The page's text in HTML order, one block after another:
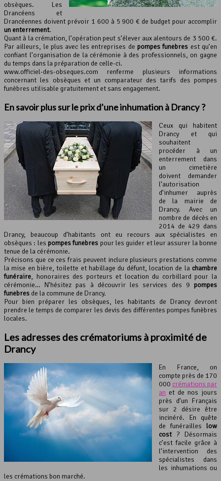
obsèques. Les
Drancéens et
Drancéennes doivent prévoir 1 600 à 5 900 € de budget pour accomplir
un enterrement.
Quant à la crémation, l’opération peut s’élever aux alentours de 3 500 €.
Par ailleurs, le plus avec les entreprises de pompes funèbres est qu’en
confiant l’organisation de la cérémonie à des professionnels, on gagne
du temps dans la préparation de celle-ci.
www.officiel-des-obseques.com renferme plusieurs informations
concernant les obsèques et un comparateur des tarifs des pompes
funèbres utilisable gratuitement et sans engagement.
En savoir plus sur le prix d’une inhumation à Drancy ?
Ceux qui habitent
Drancy et qui
souhaitent
procéder à un
enterrement dans
un cimetière
doivent demander
l’autorisation
d’inhumer auprès
de la mairie de
Drancy. Avec un
nombre de décès en
2014 de 429 dans
Drancy, beaucoup d’habitants ont eu recours aux spécialistes en
obsèques : les pompes funèbres pour les guider et leur assurer la bonne
tenue de la cérémonie.
Précisons que ce ces frais peuvent inclure plusieurs prestations comme
la mise en bière, toilette et habillage du défunt, location de la chambre
funéraire, honoraires des porteurs et location du corbillard pour la
cérémonie… N’hésitez pas à découvrir les services des 9 pompes
funèbres de la commune de Drancy.
Pour bien préparer les obsèques, les habitants de Drancy devront
prendre le temps de comparer les devis des différentes pompes funèbres
locales.
Les adresses des crématoriums à proximité de
Drancy
En France, on
compte près de 170
000 crémations par
an et de nos jours
près d’un Français
sur 2 désire être
incinéré. En quête
de funérailles low
cost? Désormais
c’est facile grâce à
l’intervention des
spécialistes dans
les inhumations ou
les crémations bon marché.